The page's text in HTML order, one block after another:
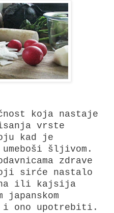
koja nastaje
vrste
kad je
umeboši šljivom.
zdrave
sirće nastalo
ili kajsija
japanskom
i ono upotrebiti.